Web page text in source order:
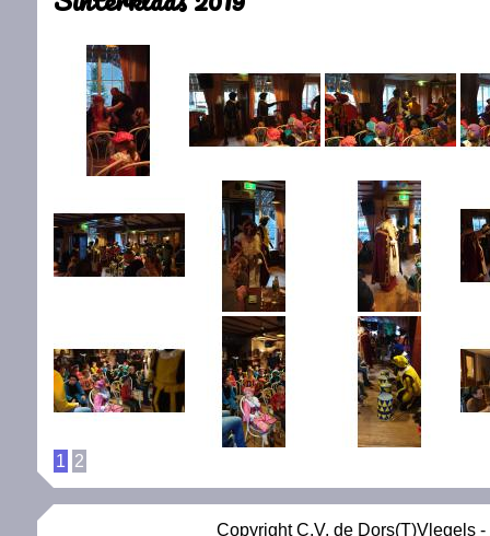
1 2
Copyright C.V. de Dors(T)Vlegels -